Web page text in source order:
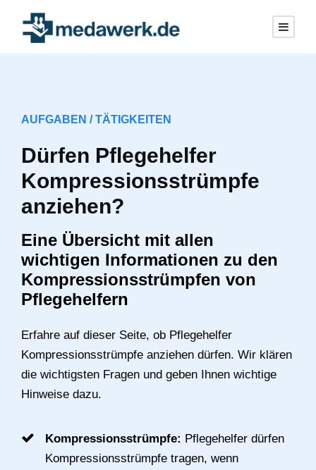
AUFGABEN / TÄTIGKEITEN
Dürfen Pflegehelfer
Kompressionsstrümpfe
anziehen?
Eine Übersicht mit allen
wichtigen Informationen zu den
Kompressionsstrümpfen von
Pflegehelfern
Erfahre auf dieser Seite, ob Pflegehelfer
Kompressionsstrümpfe anziehen dürfen. Wir klären
die wichtigsten Fragen und geben Ihnen wichtige
Hinweise dazu.
Kompressionsstrümpfe: Pflegehelfer dürfen
Kompressionsstrümpfe tragen, wenn